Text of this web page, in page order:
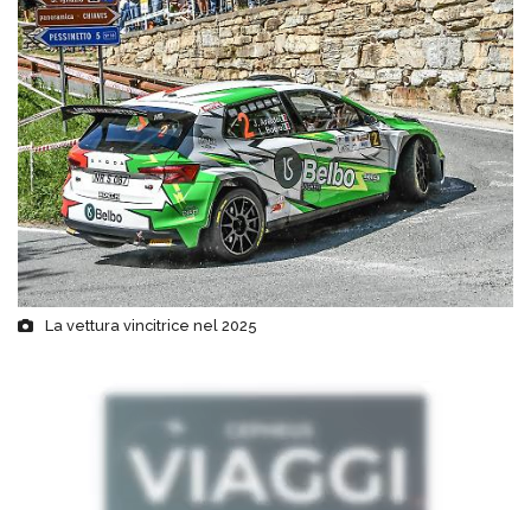
La vettura vincitrice nel 2025